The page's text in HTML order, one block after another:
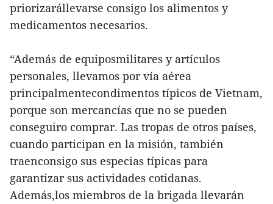
priorizarállevarse consigo los alimentos y
medicamentos necesarios.
“Además de equiposmilitares y artículos
personales, llevamos por vía aérea
principalmentecondimentos típicos de Vietnam,
porque son mercancías que no se pueden
conseguiro comprar. Las tropas de otros países,
cuando participan en la misión, también
traenconsigo sus especias típicas para
garantizar sus actividades cotidanas.
Además,los miembros de la brigada llevarán